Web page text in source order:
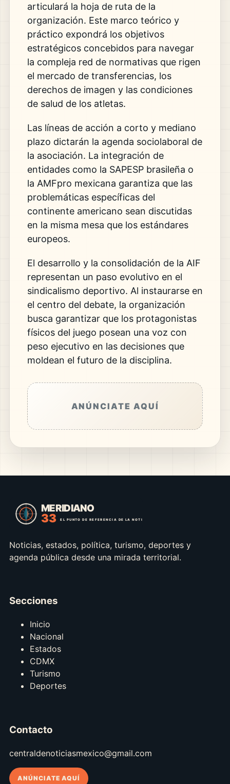
articulará la hoja de ruta de la
organización. Este marco teórico y
práctico expondrá los objetivos
estratégicos concebidos para navegar
la compleja red de normativas que rigen
el mercado de transferencias, los
derechos de imagen y las condiciones
de salud de los atletas.
Las líneas de acción a corto y mediano
plazo dictarán la agenda sociolaboral de
la asociación. La integración de
entidades como la SAPESP brasileña o
la AMFpro mexicana garantiza que las
problemáticas específicas del
continente americano sean discutidas
en la misma mesa que los estándares
europeos.
El desarrollo y la consolidación de la AIF
representan un paso evolutivo en el
sindicalismo deportivo. Al instaurarse en
el centro del debate, la organización
busca garantizar que los protagonistas
físicos del juego posean una voz con
peso ejecutivo en las decisiones que
moldean el futuro de la disciplina.
ANÚNCIATE AQUÍ
Noticias, estados, política, turismo, deportes y
agenda pública desde una mirada territorial.
Secciones
Inicio
Nacional
Estados
CDMX
Turismo
Deportes
Contacto
centraldenoticiasmexico@gmail.com
ANÚNCIATE AQUÍ